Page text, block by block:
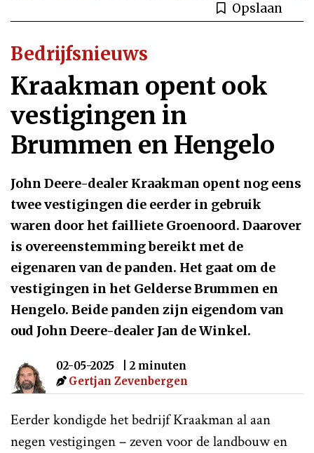
Opslaan
Bedrijfsnieuws
Kraakman opent ook
vestigingen in
Brummen en Hengelo
John Deere-dealer Kraakman opent nog eens
twee vestigingen die eerder in gebruik
waren door het failliete Groenoord. Daarover
is overeenstemming bereikt met de
eigenaren van de panden. Het gaat om de
vestigingen in het Gelderse Brummen en
Hengelo. Beide panden zijn eigendom van
oud John Deere-dealer Jan de Winkel.
02-05-2025
| 2 minuten
Gertjan Zevenbergen
Eerder kondigde het bedrijf Kraakman al aan
negen vestigingen – zeven voor de landbouw en